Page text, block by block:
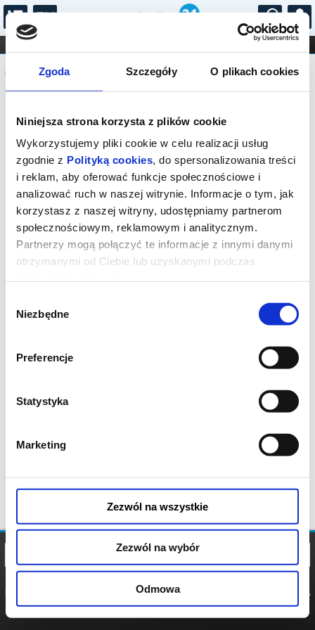
Zgoda Szczegóły O plikach cookies
Niniejsza strona korzysta z plików cookie
Wykorzystujemy pliki cookie w celu realizacji usług
zgodnie z Polityką cookies, do spersonalizowania treści
i reklam, aby oferować funkcje społecznościowe i
analizować ruch w naszej witrynie. Informacje o tym, jak
korzystasz z naszej witryny, udostępniamy partnerom
społecznościowym, reklamowym i analitycznym.
Partnerzy mogą połączyć te informacje z innymi danymi
otrzymanymi od Ciebie lub uzyskanymi podczas
zgody
Niezbędne
Preferencje
Statystyka
Marketing
Zezwól na wszystkie
Zezwól na wybór
Odmowa
...
FILHARMONIA OPERA I BALET
STAND-UP
DLA DZIECI
Komunikat
Sprzedaż biletów on-line na wydarzenie
została zakończona.
POLITYKA
POLITYKA